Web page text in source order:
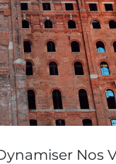
Nos